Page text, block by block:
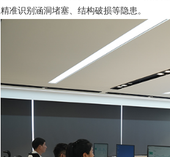
精准识别涵洞堵塞、结构破损等隐患。